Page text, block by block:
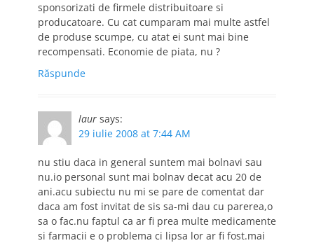
sponsorizati de firmele distribuitoare si
producatoare. Cu cat cumparam mai multe astfel
de produse scumpe, cu atat ei sunt mai bine
recompensati. Economie de piata, nu ?
Răspunde
laur says:
29 iulie 2008 at 7:44 AM
nu stiu daca in general suntem mai bolnavi sau
nu.io personal sunt mai bolnav decat acu 20 de
ani.acu subiectu nu mi se pare de comentat dar
daca am fost invitat de sis sa-mi dau cu parerea,o
sa o fac.nu faptul ca ar fi prea multe medicamente
si farmacii e o problema ci lipsa lor ar fi fost.mai